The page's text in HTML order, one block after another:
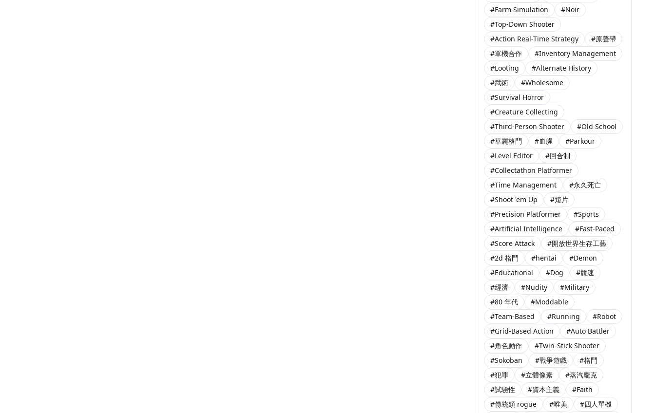
#Farm Simulation
#Noir
#Top-Down Shooter
#Action Real-Time Strategy
#原聲帶
#單機合作
#Inventory Management
#Looting
#Alternate History
#武術
#Wholesome
#Survival Horror
#Creature Collecting
#Third-Person Shooter
#Old School
#華麗格鬥
#血腥
#Parkour
#Level Editor
#回合制
#Collectathon Platformer
#Time Management
#永久死亡
#Shoot 'em Up
#短片
#Precision Platformer
#Sports
#Artificial Intelligence
#Fast-Paced
#Score Attack
#開放世界生存工藝
#2d 格鬥
#hentai
#Demon
#Educational
#Dog
#競速
#經濟
#Nudity
#Military
#80 年代
#Moddable
#Team-Based
#Running
#Robot
#Grid-Based Action
#Auto Battler
#角色動作
#Twin-Stick Shooter
#Sokoban
#戰爭遊戲
#格鬥
#犯罪
#立體像素
#蒸汽龐克
#試驗性
#資本主義
#Faith
#傳統類 rogue
#唯美 #四人單機